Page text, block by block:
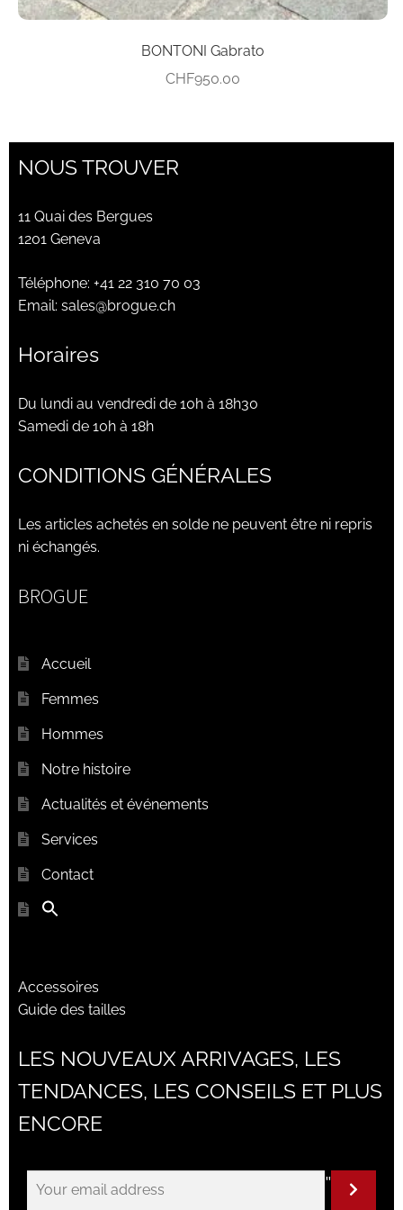
BONTONI Gabrato
CHF950.00
NOUS TROUVER
11 Quai des Bergues
1201 Geneva
Téléphone: +41 22 310 70 03
Email: sales@brogue.ch
Horaires
Du lundi au vendredi de 10h à 18h30
Samedi de 10h à 18h
CONDITIONS GÉNÉRALES
Les articles achetés en solde ne peuvent être ni repris
ni échangés.
BROGUE
Accueil
Femmes
Hommes
Notre histoire
Actualités et événements
Services
Contact
Accessoires
Guide des tailles
LES NOUVEAUX ARRIVAGES, LES
TENDANCES, LES CONSEILS ET PLUS
ENCORE
"